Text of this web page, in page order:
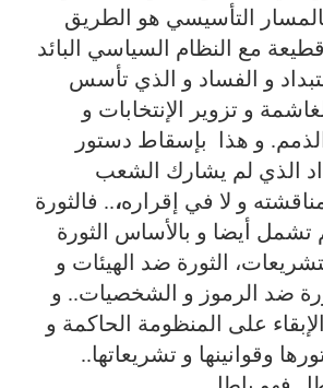
التأسيسي هو الطريق
مع النظام السياسي البائد
و الفساد و الذي تأسس
و تزوير الإنتخابات و
و هذا
بإسقاط دستور
الذي لم يشارك الشعب
و لا في إقراره،.. فالثورة
تشمل أيضا و بالأساس الثورة
الثورة ضد الهيئات و
ضد الرموز و الشخصيات.. و
على المنظومة الحاكمة و
وقوانينها و تشريعاتها..